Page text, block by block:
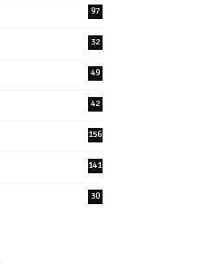
97
32
49
42
156
141
30